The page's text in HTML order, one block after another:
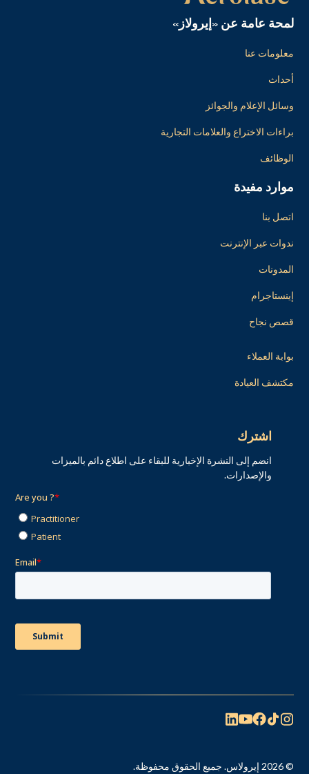
لمحة عامة عن «إيرولاز»
معلومات عنا
أحداث
وسائل الإعلام والجوائز
براءات الاختراع والعلامات التجارية
الوظائف
موارد مفيدة
اتصل بنا
ندوات عبر الإنترنت
المدونات
إينستاجرام
قصص نجاح
بوابة العملاء
مكتشف العيادة
اشترك
انضم إلى النشرة الإخبارية للبقاء على اطلاع دائم بالميزات
والإصدارات.
© 2026 إيرولاس. جميع الحقوق محفوظة.